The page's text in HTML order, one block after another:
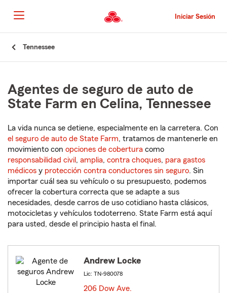
al
contenido
principal
Iniciar Sesión
Tennessee
Agentes de seguro de auto de
State Farm en Celina, Tennessee
La vida nunca se detiene, especialmente en la carretera. Con
el seguro de auto de State Farm, tratamos de mantenerle en
movimiento con opciones de cobertura como
responsabilidad civil , amplia, contra choques, para gastos
médicos y protección contra conductores sin seguro. Sin
importar cuál sea su vehículo o su presupuesto, podemos
ofrecer la cobertura correcta que se adapte a sus
necesidades, desde carros de uso cotidiano hasta clásicos,
motocicletas y vehículos todoterreno. State Farm está aquí
para usted, desde el principio hasta el final.
Andrew Locke
Lic: TN-980078
206 Dow Ave.